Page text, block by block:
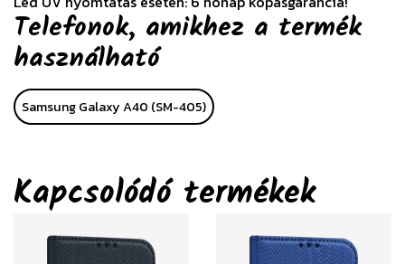
Telefonok, amikhez a termék
használható
Samsung Galaxy A40 (SM-405)
Kapcsolódó termékek